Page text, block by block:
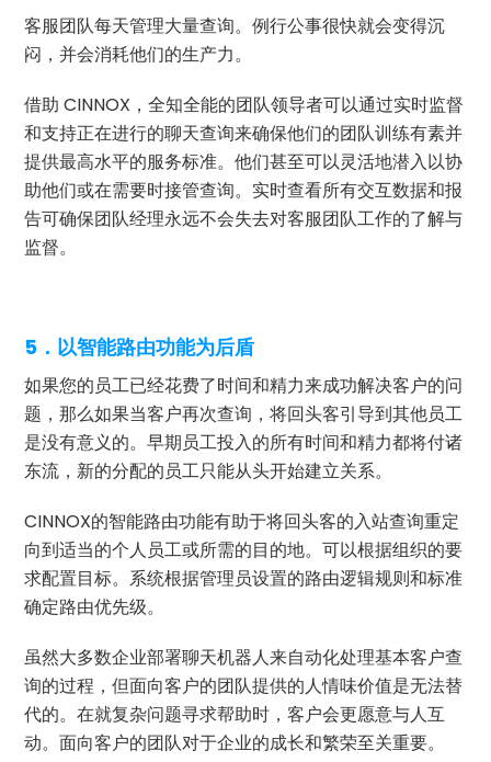
客服团队每天管理大量查询。例行公事很快就会变得沉
闷，并会消耗他们的生产力。
借助 CINNOX，全知全能的团队领导者可以通过实时监督
和支持正在进行的聊天查询来确保他们的团队训练有素并
提供最高水平的服务标准。他们甚至可以灵活地潜入以协
助他们或在需要时接管查询。实时查看所有交互数据和报
告可确保团队经理永远不会失去对客服团队工作的了解与
监督。
5．以智能路由功能为后盾
如果您的员工已经花费了时间和精力来成功解决客户的问
题，那么如果当客户再次查询，将回头客引导到其他员工
是没有意义的。早期员工投入的所有时间和精力都将付诸
东流，新的分配的员工只能从头开始建立关系。
CINNOX的智能路由功能有助于将回头客的入站查询重定
向到适当的个人员工或所需的目的地。可以根据组织的要
求配置目标。系统根据管理员设置的路由逻辑规则和标准
确定路由优先级。
虽然大多数企业部署聊天机器人来自动化处理基本客户查
询的过程，但面向客户的团队提供的人情味价值是无法替
代的。在就复杂问题寻求帮助时，客户会更愿意与人互
动。面向客户的团队对于企业的成长和繁荣至关重要。